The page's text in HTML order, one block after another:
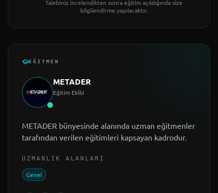
Talebiniz incelendikten sonra eğitim açıldığında size
bilgilendirme yapılacaktır.
EĞITMEN
METADER
Eğitim Ekibi
METADER bünyesinde alanında uzman eğitmenler
tarafından verilen eğitimleri kapsayan kadrodur.
UZMANLIK ALANLARI
Genel